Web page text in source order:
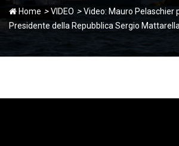
Home >VIDEO >Video: Mauro Pelaschier
Presidente della Repubblica Sergio Mattarella